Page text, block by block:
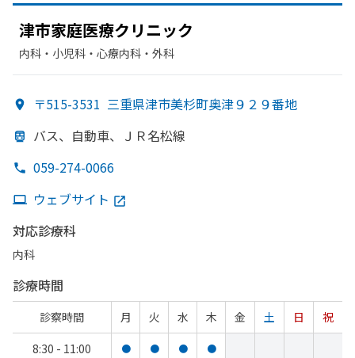
津市家庭医療クリニック
内科・​小児科・​心療内科・​外科
〒515-3531 三重県津市美杉町奥津９２９番地
バス、 自動車、 ＪＲ名松線
059-274-0066
ウェブサイト
対応診療科
内科
診療時間
診察時間 月 火 水 木 金 土 日
祝
8:30 - 11:00
● ● ● ●